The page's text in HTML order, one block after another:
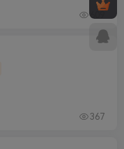
609
367